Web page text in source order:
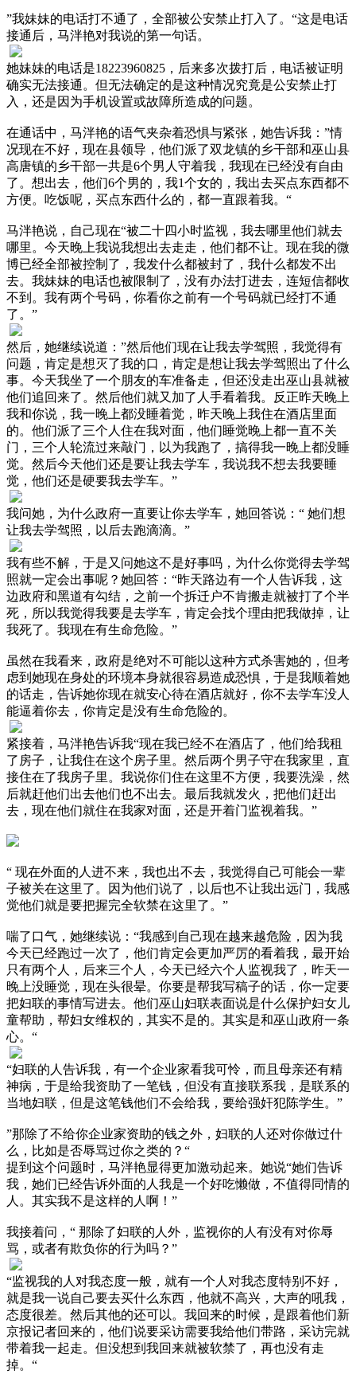
”我妹妹的电话打不通了，全部被公安禁止打入了。“这是电话
接通后，马泮艳对我说的第一句话。
她妹妹的电话是18223960825，后来多次拨打后，电话被证明
确实无法接通。但无法确定的是这种情况究竟是公安禁止打
入，还是因为手机设置或故障所造成的问题。
在通话中，马泮艳的语气夹杂着恐惧与紧张，她告诉我：”情
况现在不好，现在县领导，他们派了双龙镇的乡干部和巫山县
高唐镇的乡干部一共是6个男人守着我，我现在已经没有自由
了。想出去，他们6个男的，我1个女的，我出去买点东西都不
方便。吃饭呢，买点东西什么的，都一直跟着我。“
马泮艳说，自己现在“被二十四小时监视，我去哪里他们就去
哪里。今天晚上我说我想出去走走，他们都不让。现在我的微
博已经全部被控制了，我发什么都被封了，我什么都发不出
去。我妹妹的电话也被限制了，没有办法打进去，连短信都收
不到。我有两个号码，你看你之前有一个号码就已经打不通
了。”
然后，她继续说道：”然后他们现在让我去学驾照，我觉得有
问题，肯定是想灭了我的口，肯定是想让我去学驾照出了什么
事。今天我坐了一个朋友的车准备走，但还没走出巫山县就被
他们追回来了。然后他们就又加了人手看着我。反正昨天晚上
我和你说，我一晚上都没睡着觉，昨天晚上我住在酒店里面
的。他们派了三个人住在我对面，他们睡觉晚上都一直不关
门，三个人轮流过来敲门，以为我跑了，搞得我一晚上都没睡
觉。然后今天他们还是要让我去学车，我说我不想去我要睡
觉，他们还是硬要我去学车。”
我问她，为什么政府一直要让你去学车，她回答说：“ 她们想
让我去学驾照，以后去跑滴滴。”
我有些不解，于是又问她这不是好事吗，为什么你觉得去学驾
照就一定会出事呢？她回答：“昨天路边有一个人告诉我，这
边政府和黑道有勾结，之前一个拆迁户不肯搬走就被打了个半
死，所以我觉得我要是去学车，肯定会找个理由把我做掉，让
我死了。我现在有生命危险。”
虽然在我看来，政府是绝对不可能以这种方式杀害她的，但考
虑到她现在身处的环境本身就很容易造成恐惧，于是我顺着她
的话走，告诉她你现在就安心待在酒店就好，你不去学车没人
能逼着你去，你肯定是没有生命危险的。
紧接着，马泮艳告诉我“现在我已经不在酒店了，他们给我租
了房子，让我住在这个房子里。然后两个男子守在我家里，直
接住在了我房子里。我说你们住在这里不方便，我要洗澡，然
后就赶他们出去他们也不出去。最后我就发火，把他们赶出
去，现在他们就住在我家对面，还是开着门监视着我。”
“ 现在外面的人进不来，我也出不去，我觉得自己可能会一辈
子被关在这里了。因为他们说了，以后也不让我出远门，我感
觉他们就是要把握完全软禁在这里了。”
喘了口气，她继续说：“我感到自己现在越来越危险，因为我
今天已经跑过一次了，他们肯定会更加严厉的看着我，最开始
只有两个人，后来三个人，今天已经六个人监视我了，昨天一
晚上没睡觉，现在头很晕。你要是帮我写稿子的话，你一定要
把妇联的事情写进去。他们巫山妇联表面说是什么保护妇女儿
童帮助，帮妇女维权的，其实不是的。其实是和巫山政府一条
心。“
“妇联的人告诉我，有一个企业家看我可怜，而且母亲还有精
神病，于是给我资助了一笔钱，但没有直接联系我，是联系的
当地妇联，但是这笔钱他们不会给我，要给强奸犯陈学生。”
”那除了不给你企业家资助的钱之外，妇联的人还对你做过什
么，比如是否辱骂过你之类的？“
提到这个问题时，马泮艳显得更加激动起来。她说“她们告诉
我，她们已经告诉外面的人我是一个好吃懒做，不值得同情的
人。其实我不是这样的人啊！”
我接着问，“ 那除了妇联的人外，监视你的人有没有对你辱
骂，或者有欺负你的行为吗？”
“监视我的人对我态度一般，就有一个人对我态度特别不好，
就是我一说自己要去买什么东西，他就不高兴，大声的吼我，
态度很差。然后其他的还可以。我回来的时候，是跟着他们新
京报记者回来的，他们说要采访需要我给他们带路，采访完就
带着我一起走。但没想到我回来就被软禁了，再也没有走
掉。“